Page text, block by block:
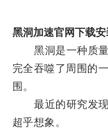
黑洞加速官网下载安
黑洞是一种质量
完全吞噬了周围的
围。
最近的研究发现
超乎想象。